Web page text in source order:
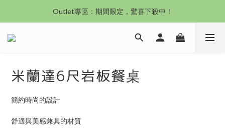
沙發新登場｜想躺就躺，頭等艙到商務艙一次擁有
Outlet專區：期間限定，驚喜下殺中！
沙發新登場｜想躺就躺，頭等艙到商務艙一次擁有
米蘭達6尺岩板餐桌
簡約時尚的設計
舒適與美感兼具的材質